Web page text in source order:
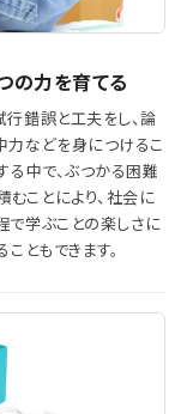
の力を育てる
錯誤と工夫をし、論
力などを身につけるこ
る中で、ぶつかる困難
ことにより、社会に
で学ぶことの楽しさに
ともできます。